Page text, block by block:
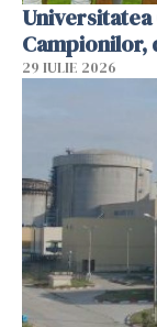
Campionilor,
29 IULIE 2026